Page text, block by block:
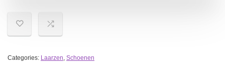
Categories: Laarzen, Schoenen